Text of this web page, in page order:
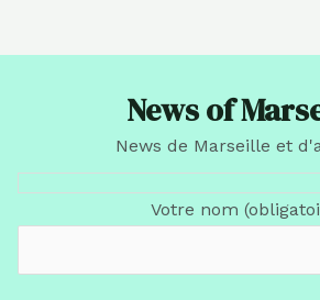
News of
News de Marseille et
Votre nom